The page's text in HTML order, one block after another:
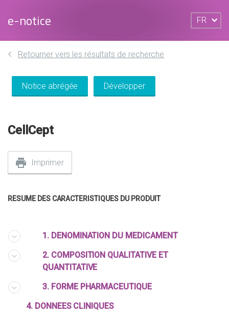
e-notice FR
Retourner vers les résultats de recherche
Notice abrégée Développer
CellCept
Imprimer
RESUME DES CARACTERISTIQUES DU PRODUIT
1. DENOMINATION DU MEDICAMENT
2. COMPOSITION QUALITATIVE ET
QUANTITATIVE
3. FORME PHARMACEUTIQUE
4. DONNEES CLINIQUES